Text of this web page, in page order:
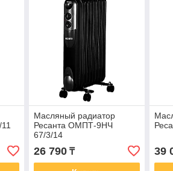
Масляный радиатор
Ресанта ОМПТ-9НЧ
67/3/14
26 790₸ 39